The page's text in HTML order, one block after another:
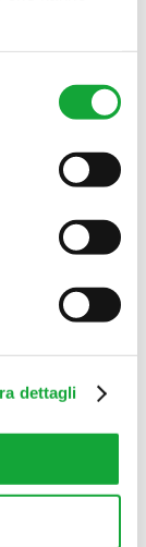
dettagli